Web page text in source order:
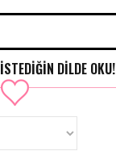
İSTEDIĞIN DILDE OKU!